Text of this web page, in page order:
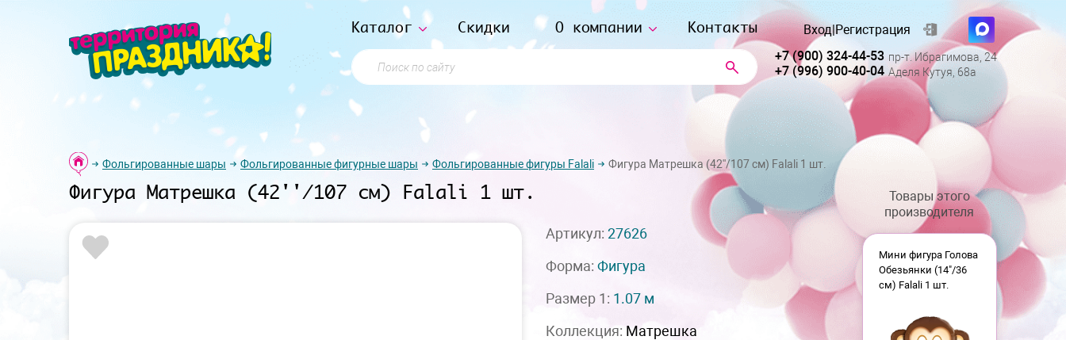
Каталог Скидки О компании Контакты
Поиск по сайту
Вход|Регистрация
+7 (900) 324-44-53 пр-т. Ибрагимова, 24
+7 (996) 900-40-04 Аделя Кутуя, 68а
Фольгированные шары Фольгированные фигурные шары Фольгированные фигуры Falali Фигура Матрешка (42''/107 см) Falali 1 шт.
Фигура Матрешка (42''/107 см) Falali 1 шт.
Артикул: 27626
Форма: Фигура
Размер 1: 1.07 м
Коллекция: Матрешка
Товары этого
производителя
Мини фигура Голова
Обезьянки (14"/36
см) Falali 1 шт.